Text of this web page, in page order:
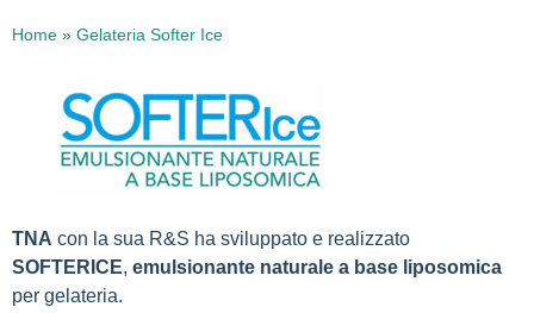
Home » Gelateria Softer Ice
TNA con la sua R&S ha sviluppato e realizzato
SOFTERICE, emulsionante naturale a base liposomica
per gelateria.